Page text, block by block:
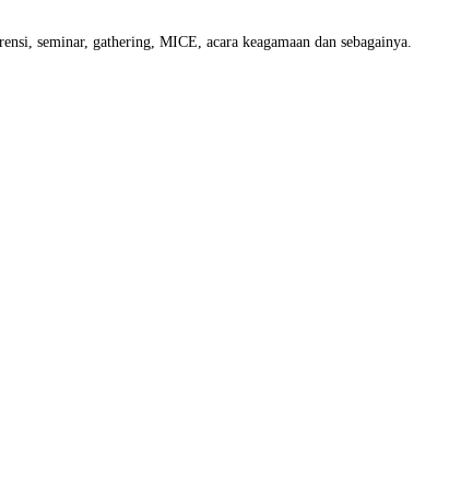
seminar, gathering, MICE, acara keagamaan dan sebagainya.